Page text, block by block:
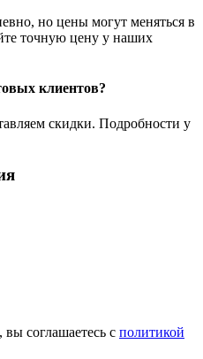
но цены могут меняться в
точную цену у наших
клиентов?
скидки. Подробности у
соглашаетесь с политикой